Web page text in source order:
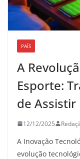
PAÍS
A
Esporte:
de Assistir
12/12/2025
A Inovação
evolução